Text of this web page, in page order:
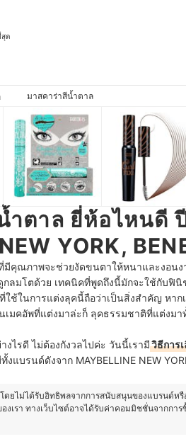
สุด
มาสคาร่าสีน้ำตาล
ำตาล ยี่ห้อไหนดี
YORK,
มีคุณภาพจะช่วยงัดขนตาให้หนาและงอน
ลมโตด้วย เทคนิคที่พูดถึงนี้มักจะใช้กับฟินิ
ช้ในการแต่งลุคนี้ถือว่าเป็นสิ่งสำคัญ หาก
มคอัพที่แต่งมาล่ะก็ ลุคธรรมชาติที่แต่งม
งไรดี ไม่ต้องกังวลไปค่ะ วันนี้เรามีวิธีการ
แบรนด์ดังจาก MAYBELLINE NEW
ดยไม่ได้รับอิทธิพลจากการสนับสนุนของแบรนด์หรื
เรา ทางเว็บไซต์อาจได้รับค่าคอมมิชชั่นจากการ